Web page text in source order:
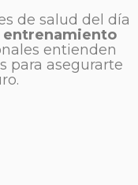
de salud del día
entienden
para asegurarte